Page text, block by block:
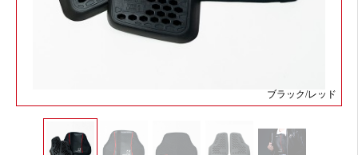
ブラック/レッド